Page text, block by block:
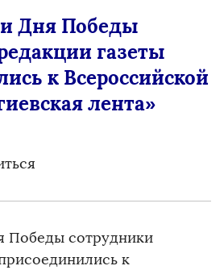
Дня Победы
газеты
к Всероссийской
лента»
Победы сотрудники
к